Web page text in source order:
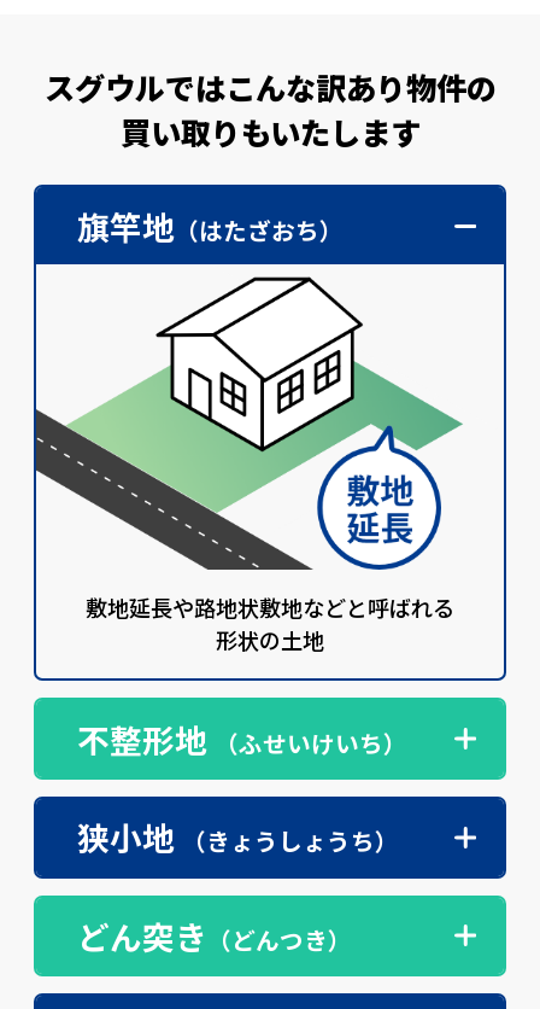
スグウルではこんな訳あり物件の
買い取りもいたします
旗竿地（はたざおち）
敷地延長や路地状敷地などと呼ばれる
形状の土地
不整形地 （ふせいけいち）
狭小地 （きょうしょうち）
どん突き （どんつき）